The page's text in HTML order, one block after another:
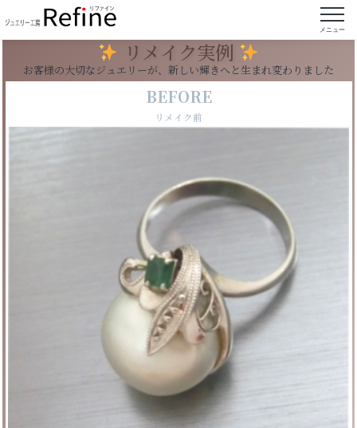
メニュー
【実例215】真珠のリングをペンダントにリフォ
リメイク実例
お客様の大切なジュエリーが、新しい輝きへと生まれ変わりました
BEFORE
リメイク前